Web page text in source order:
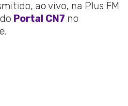
ao vivo, na Plus FM
Portal CN7 no